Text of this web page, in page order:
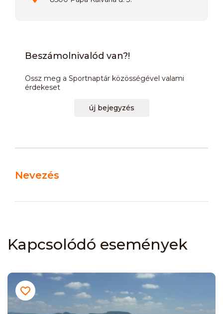
Beszámolnivalód van?!
Ossz meg a Sportnaptár közösségével valami
érdekeset
új bejegyzés
Nevezés
Kapcsolódó események